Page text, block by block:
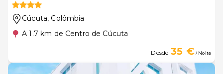
Cúcuta, Colômbia
A 1.7 km de Centro de Cúcuta
Desde 35 €/ Noite